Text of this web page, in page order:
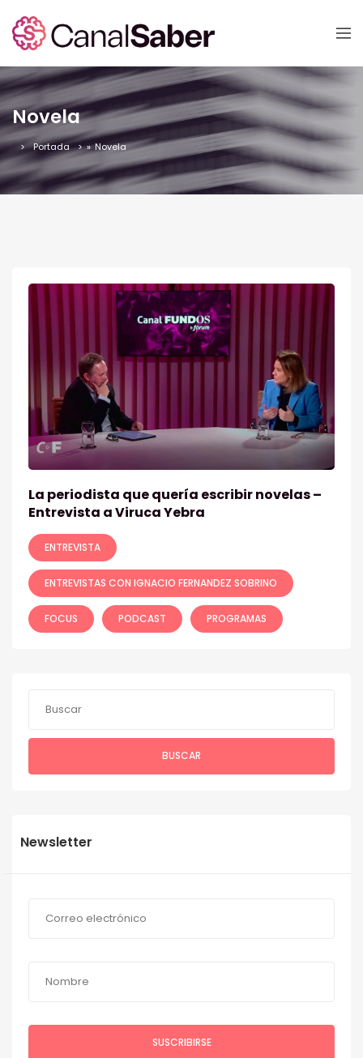
Novela
Portada » Novela
La periodista que quería escribir novelas –
Entrevista a Viruca Yebra
ENTREVISTA
ENTREVISTAS CON IGNACIO FERNANDEZ SOBRINO
FOCUS PODCAST PROGRAMAS
BUSCAR
Newsletter